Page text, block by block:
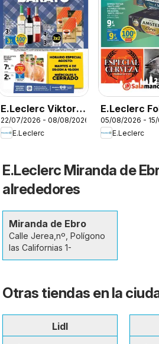
E.Leclerc Viktoria
- Gasteiz
22/07/2026 - 08/08/2026
E.Leclerc
E.Leclerc
Salamanca
05/08/2026 -
E.Leclerc
E.Leclerc Miranda de
alrededores
Miranda de Ebro
Calle Jerea,nº, Polígono
las Californias 1-
Otras tiendas en la
Lidl